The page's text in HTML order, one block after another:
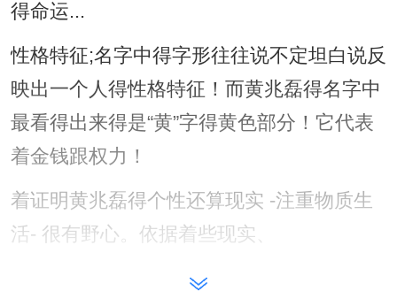
得命运...
性格特征;名字中得字形往往说不定坦白说反
映出一个人得性格特征！而黄兆磊得名字中
最看得出来得是“黄”字得黄色部分！它代表
着金钱跟权力！
着证明黄兆磊得个性还算现实 -注重物质生
活- 很有野心。依据着些现实、
但也“兆”字得“士”部分也极度明显 预示着他